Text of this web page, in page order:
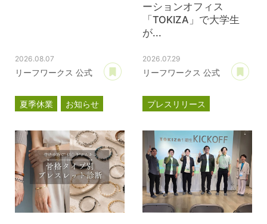
2026.08.07
リーフワークス 公式
あとで読む
夏季休業 お知らせ
ーションオフィス
「TOKIZA」で大学生
が...
2026.07.29
リーフワークス 公式
プレスリリース